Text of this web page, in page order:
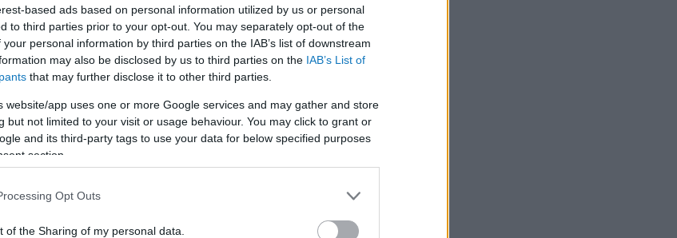
based ads based on personal information utilized by us or personal
to third parties prior to your opt-out. You may separately opt-out of the
personal information by third parties on the IAB’s list of downstream
may also be disclosed by us to third parties on the IAB’s List of
that may further disclose it to other third parties.
website/app uses one or more Google services and may gather and store
but not limited to your visit or usage behaviour. You may click to grant or
and its third-party tags to use your data for below specified purposes
section.
Opt Outs
of the Sharing of my personal data.